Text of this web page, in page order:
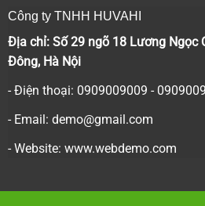
Công ty TNHH HUVAHI
Địa chỉ: Số 29 ngõ 18 Lương Ngọc
Đông, Hà Nội
- Điện thoại: 0909009009 -
- Email: demo@gmail.com
- Website: www.webdemo.com